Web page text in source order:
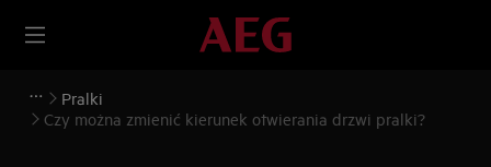
Pralki
Czy można zmienić kierunek otwierania drzwi pralki?